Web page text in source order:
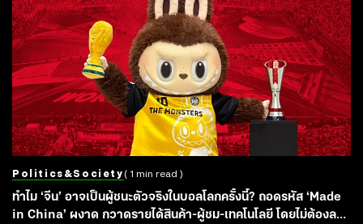
Politics&society ( 1 min read )
ทำไม ‘จีน’ อาจเป็นผู้ชนะตัวจริงในบอลโลกครั้งนี้? ถอดรหัส ‘Made
in China’ ผงาด กวาดรายได้สินค้า-ผู้ชม-เทคโนโลยี โดยไม่ต้องลง